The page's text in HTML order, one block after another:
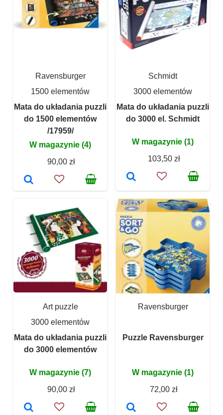
Ravensburger
1500 elementów
Mata do układania puzzli
do 1500 elementów
/17959/
W magazynie (4)
90,00 zł
Schmidt
3000 elementów
Mata do układania puzzli
do 3000 el. Schmidt
W magazynie (1)
103,50 zł
Art puzzle
3000 elementów
Mata do układania puzzli
do 3000 elementów
W magazynie (7)
90,00 zł
Ravensburger
Puzzle Ravensburger
W magazynie (1)
72,00 zł